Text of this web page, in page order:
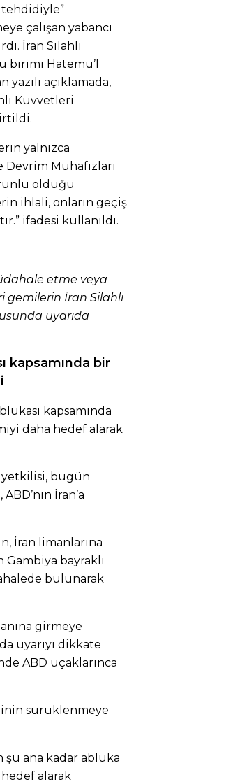
çalışan yabancı
İran Silahlı
birimi Hatemu’l
yazılı açıklamada,
Kuvvetleri
yalnızca
Muhafızları
olduğu
ihlali, onların geçiş
ifadesi kullanıldı.
etme veya
İran Silahlı
uyarıda
kapsamında bir
kapsamında
daha hedef alarak
yetkilisi, bugün
İran’a
İran limanlarına
Gambiya bayraklı
bulunarak
girmeye
uyarıyı dikkate
ABD uçaklarınca
sürüklenmeye
ana kadar abluka
alarak